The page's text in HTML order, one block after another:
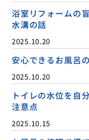
浴室リフォームの
水溝の話
2025.10.20
安心できるお風呂
2025.10.20
トイレの水位を自
注意点
2025.10.15